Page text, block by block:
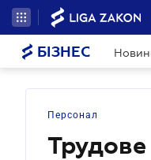
БІЗНЕС
Персонал